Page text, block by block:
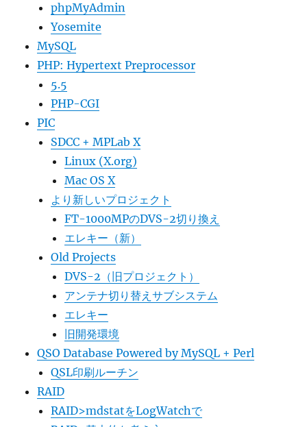
phpMyAdmin
Yosemite
MySQL
PHP: Hypertext Preprocessor
5.5
PHP-CGI
PIC
SDCC + MPLab X
Linux (X.org)
Mac OS X
より新しいプロジェクト
FT-1000MPのDVS-2切り換え
エレキー（新）
Old Projects
DVS-2（旧プロジェクト）
アンテナ切り替えサブシステム
エレキー
旧開発環境
QSO Database Powered by MySQL + Perl
QSL印刷ルーチン
RAID
RAID>mdstatをLogWatchで